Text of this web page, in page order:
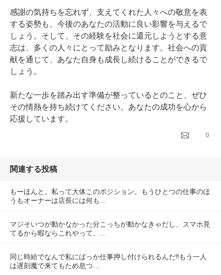
感謝の気持ちを忘れず、支えてくれた人々への敬意を表
する姿勢も、今後のあなたの活動に良い影響を与えるで
しょう。そして、その経験を社会に還元しようとする意
志は、多くの人々にとって励みとなります。社会への貢
献を通じて、あなた自身も成長し続けることができるで
しょう。
新たな一歩を踏み出す準備が整っているとのこと、ぜひ
その情熱を持ち続けてください。あなたの成功を心から
応援しています。
0
関連する投稿
もーほんと。私って大体このポジション。もうひとつの仕事のほ
うもオーナーは店長には何も…
マジそいつが動かなかった分こっちが動かなきゃだし、スマホ見
てるから暇ならこれやって、…
同じ時給でなんで私にばっか仕事押し付けられるんだ‼️もう一人
は遅刻魔で来てもため息つ…